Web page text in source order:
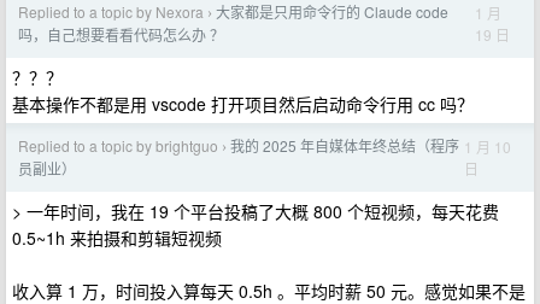
Replied to a topic by Nexora › 大家都是只用命令行的 Claude code
吗，自己想要看看代码怎么办 ？
1 月
19 日
？？？
基本操作不都是用 vscode 打开项目然后启动命令行用 cc 吗？
Replied to a topic by brightguo › 我的 2025 年自媒体年终总结（程序
员副业）
1 月 10
日
> 一年时间，我在 19 个平台投稿了大概 800 个短视频，每天花费
0.5~1h 来拍摄和剪辑短视频
收入算 1 万，时间投入算每天 0.5h 。平均时薪 50 元。感觉如果不是